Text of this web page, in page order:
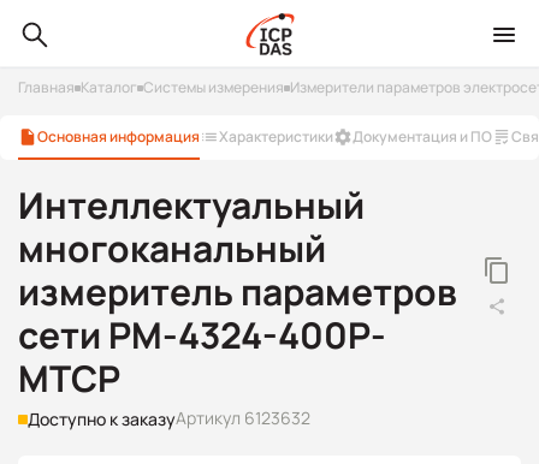
Главная Каталог Системы измерения Измерители параметров
Основная информация Характеристики Документация и ПО
Интеллектуальный
многоканальный
измеритель параметров
сети PM-4324-400P-
MTCP
Доступно к заказуАртикул 6123632